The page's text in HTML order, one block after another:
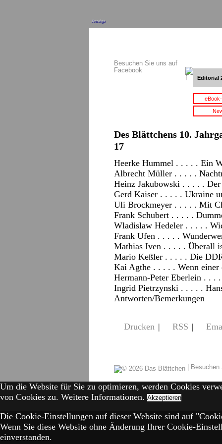
Anzeige
Besuchen Sie uns auf
Facebook
Editorial
Des Blättchens 10.
17
Heerke Hummel . . . . . Ein
Albrecht Müller . . . . .
Heinz Jakubowski . . . . .
Gerd Kaiser . . . . . Ukraine
Uli Brockmeyer . . . . . Mit
Frank Schubert . . . . .
Wladislaw Hedeler . . . . .
Frank Ufen . . . . .
Mathias Iven . . . . . Überall
Mario Keßler . . . . . Die
Kai Agthe . . . . . Wenn
Hermann-Peter Eberlein . . .
Ingrid Pietrzynski . . . . .
Antworten/Bemerkungen
Drucken | RSS |
|
Um die Website für Sie zu optimieren, werden Cookies
von Cookies zu. Weitere Informationen. Akzeptieren
Die Cookie-Einstellungen auf dieser Website sind auf
Wenn Sie diese Website ohne Änderung Ihrer Cookie-
einverstanden.